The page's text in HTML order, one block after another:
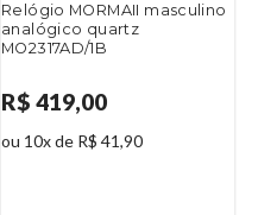
Relógio MORMAII masculino
analógico quartz
MO2317AD/1B
R$ 419,00
ou 10x de R$ 41,90